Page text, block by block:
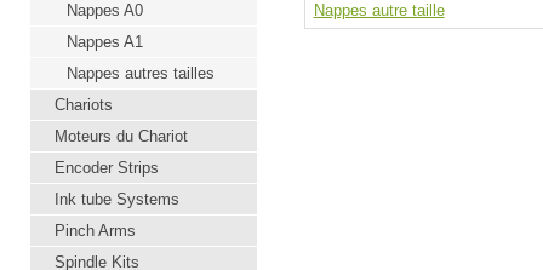
Nappes A0
Nappes A1
Nappes autres tailles
Chariots
Moteurs du Chariot
Encoder Strips
Ink tube Systems
Pinch Arms
Spindle Kits
Nappes autre taille